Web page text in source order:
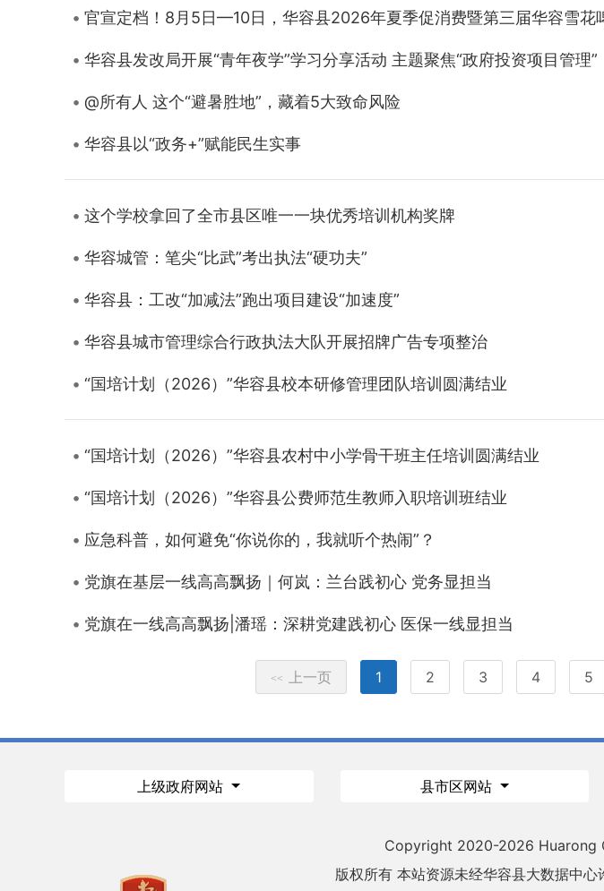
官宣定档！8月5日—10日，华容县2026年夏季促消费暨第三届华容雪花
华容县发改局开展“青年夜学”学习分享活动 主题聚焦“政府投资项目管理”
@所有人 这个“避暑胜地”，藏着5大致命风险
华容县以“政务+”赋能民生实事
这个学校拿回了全市县区唯一一块优秀培训机构奖牌
华容城管：笔尖“比武”考出执法“硬功夫”
华容县：工改“加减法”跑出项目建设“加速度”
华容县城市管理综合行政执法大队开展招牌广告专项整治
“国培计划（2026）”华容县校本研修管理团队培训圆满结业
“国培计划（2026）”华容县农村中小学骨干班主任培训圆满结业
“国培计划（2026）”华容县公费师范生教师入职培训班结业
应急科普，如何避免“你说你的，我就听个热闹”？
党旗在基层一线高高飘扬｜何岚：兰台践初心 党务显担当
党旗在一线高高飘扬|潘瑶：深耕党建践初心 医保一线显担当
<< 上一页 1 2 3 4 5
上级政府网站 县市区网站
Copyright 2020-2026 Huarong
版权所有 本站资源未经华容县大数据中心